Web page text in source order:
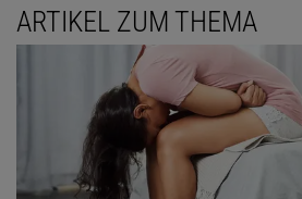
ARTIKEL ZUM THEMA